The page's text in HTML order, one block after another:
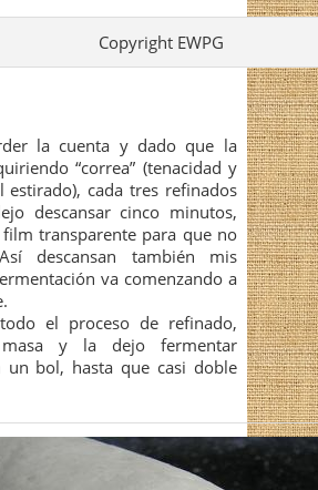
Copyright EWPG
la cuenta y dado que la
“correa” (tenacidad y
estirado), cada tres refinados
descansar cinco minutos,
transparente para que no
descansan también mis
va comenzando a
el proceso de refinado,
y la dejo fermentar
un bol, hasta que casi doble